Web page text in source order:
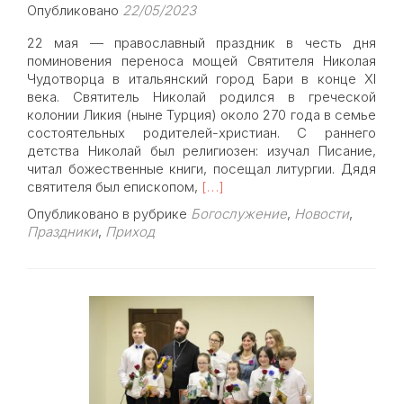
Опубликовано 22/05/2023
22 мая — православный праздник в честь дня
поминовения переноса мощей Святителя Николая
Чудотворца в итальянский город Бари в конце XI
века. Святитель Николай родился в греческой
колонии Ликия (ныне Турция) около 270 года в семье
состоятельных родителей-христиан. С раннего
детства Николай был религиозен: изучал Писание,
читал божественные книги, посещал литургии. Дядя
святителя был епископом, Read
about
перенесение
святителя
Николая
[…]
Опубликовано в рубрике Богослужение, Новости,
Праздники, Приход